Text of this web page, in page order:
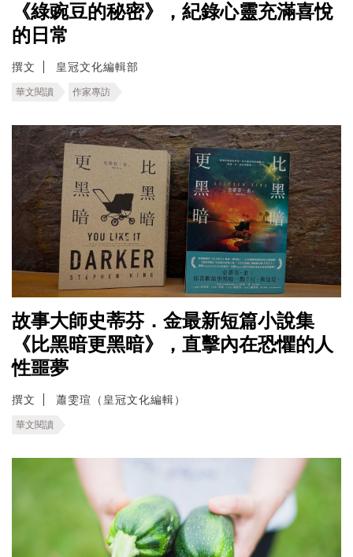
《綠豌豆的秘密》，紀錄心靈充滿喜悅
的日常
撰文 皇冠文化編輯部
華文閱讀 作家專訪
故事大師史蒂芬．金最新短篇小說集
《比黑暗更黑暗》，直擊內在恐懼的人
性噩夢
撰文 蕭雯瑄（皇冠文化編輯）
華文閱讀